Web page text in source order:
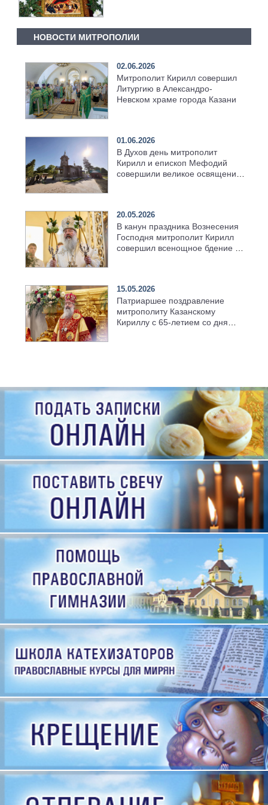
НОВОСТИ МИТРОПОЛИИ
02.06.2026
Митрополит Кирилл совершил
Литургию в Александро-
Невском храме города Казани
01.06.2026
В Духов день митрополит
Кирилл и епископ Мефодий
совершили великое освящение
20.05.2026
В канун праздника Вознесения
Господня митрополит Кирилл
совершил всенощное бдение в
15.05.2026
Патриаршее поздравление
митрополиту Казанскому
Кириллу с 65-летием со дня